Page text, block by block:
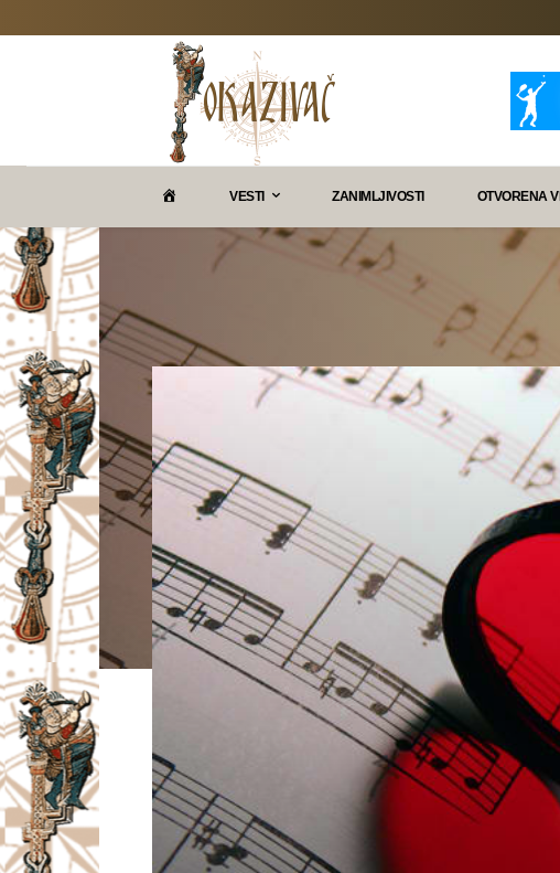
Z
V
A
VESTI ZANIMLJIVOSTI OTVORENA